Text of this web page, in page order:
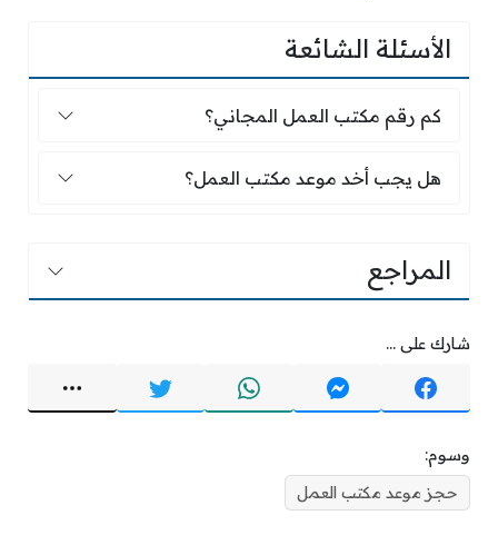
الأسئلة الشائعة
كم رقم مكتب العمل المجاني؟
كم رقم مكتب العمل المجاني؟
هل يجب أخد موعد مكتب العمل؟
هل يجب أخد موعد مكتب العمل؟
المراجع
شارك على ...
وسوم:
حجز موعد مكتب العمل